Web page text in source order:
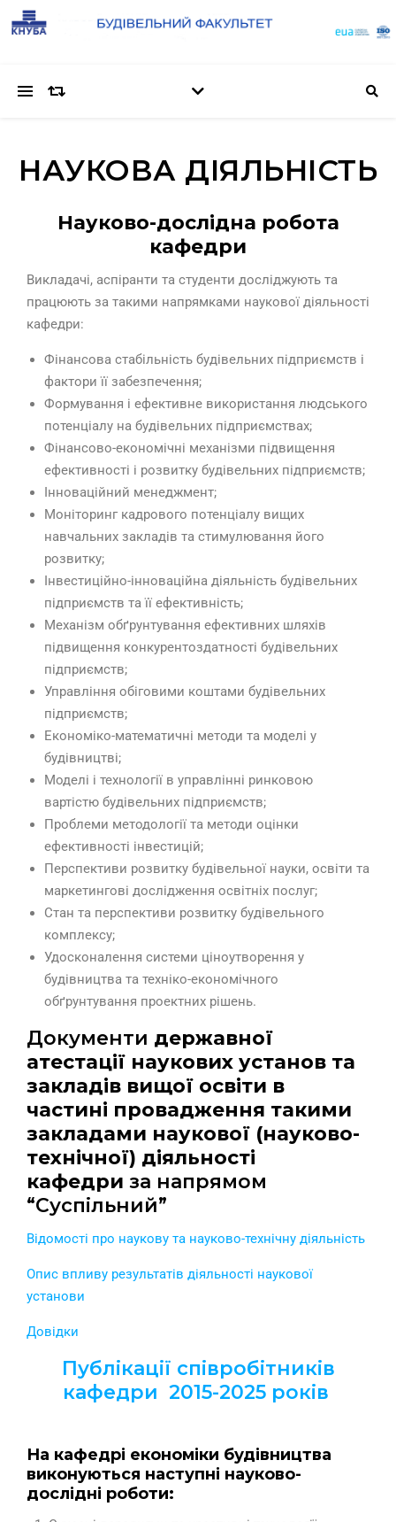
НАУКОВА ДІЯЛЬНІСТЬ
Науково-дослідна робота
кафедри
Викладачі, аспіранти та студенти досліджують та
працюють за такими напрямками наукової діяльності
кафедри:
Фінансова стабільність будівельних підприємств і
фактори її забезпечення;
Формування і ефективне використання людського
потенціалу на будівельних підприємствах;
Фінансово-економічні механізми підвищення
ефективності і розвитку будівельних підприємств;
Інноваційний менеджмент;
Моніторинг кадрового потенціалу вищих
навчальних закладів та стимулювання його
розвитку;
Інвестиційно-інноваційна діяльність будівельних
підприємств та її ефективність;
Механізм обґрунтування ефективних шляхів
підвищення конкурентоздатності будівельних
підприємств;
Управління обіговими коштами будівельних
підприємств;
Економіко-математичні методи та моделі у
будівництві;
Моделі і технології в управлінні ринковою
вартістю будівельних підприємств;
Проблеми методології та методи оцінки
ефективності інвестицій;
Перспективи розвитку будівельної науки, освіти та
маркетингові дослідження освітніх послуг;
Стан та перспективи розвитку будівельного
комплексу;
Удосконалення системи ціноутворення у
будівництва та техніко-економічного
обґрунтування проектних рішень.
Документи державної
атестації наукових установ та
закладів вищої освіти в
частині провадження такими
закладами наукової (науково-
технічної) діяльності
кафедри за напрямом
“Суспільний”
Відомості про наукову та науково-технічну діяльність
Опис впливу результатів діяльності наукової
установи
Довідки
Публікації співробітників
кафедри 2015-2025 років
На кафедрі економіки будівництва
виконуються наступні науково-
дослідні роботи: